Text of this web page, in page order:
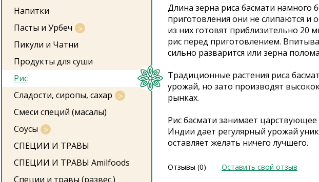
Напитки
Пасты и Урбеч
Пикули и Чатни
Продукты для суши
Рис
Сладости, сиропы, сахар
Смеси специй (масалы)
Соусы
СПЕЦИИ И ТРАВЫ
СПЕЦИИ И ТРАВЫ Amilfoods
Специи и травы (развес.)
Длина зерна риса басмати намного
приготовления они не слипаются и
из них готовят приблизительно 20
рис перед приготовлением.
сильно разварится или зерна
Традиционные растения риса
урожай, но зато производят
рынках.
Рис басмати занимает
Индии дает регулярный урожай
оставляет желать ничего лучшего.
Отзывы (0) Оставить свой отзыв